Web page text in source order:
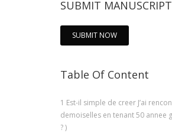
SUBMIT MANUSCRIPT
SUBMIT NOW
Table Of Content
1 Est-il simple de creer J’ai
demoiselles en tenant 50 annee
? )